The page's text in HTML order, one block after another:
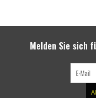
Melden Sie sich